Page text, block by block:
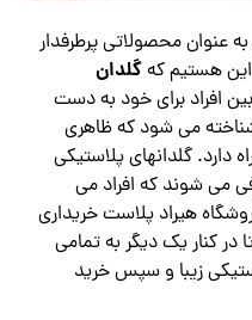
عنوان محصولاتی پرطرفدار
این هستیم کهگلدان
افراد برای خود به دست
شناخته می شود که ظاهری
دارد. گلدانهای پلاستیکی
می شوند که افراد می
هیراد پلاست خریداری
در کنار یک دیگر به تمامی
زیبا و سپس خرید